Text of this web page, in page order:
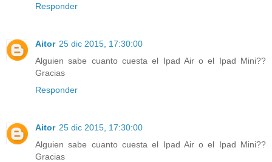
Responder
Aitor 25 dic 2015, 17:30:00
Alguien sabe cuanto cuesta el Ipad Air o el Ipad Mini??
Gracias
Responder
Aitor 25 dic 2015, 17:30:00
Alguien sabe cuanto cuesta el Ipad Air o el Ipad Mini??
Gracias